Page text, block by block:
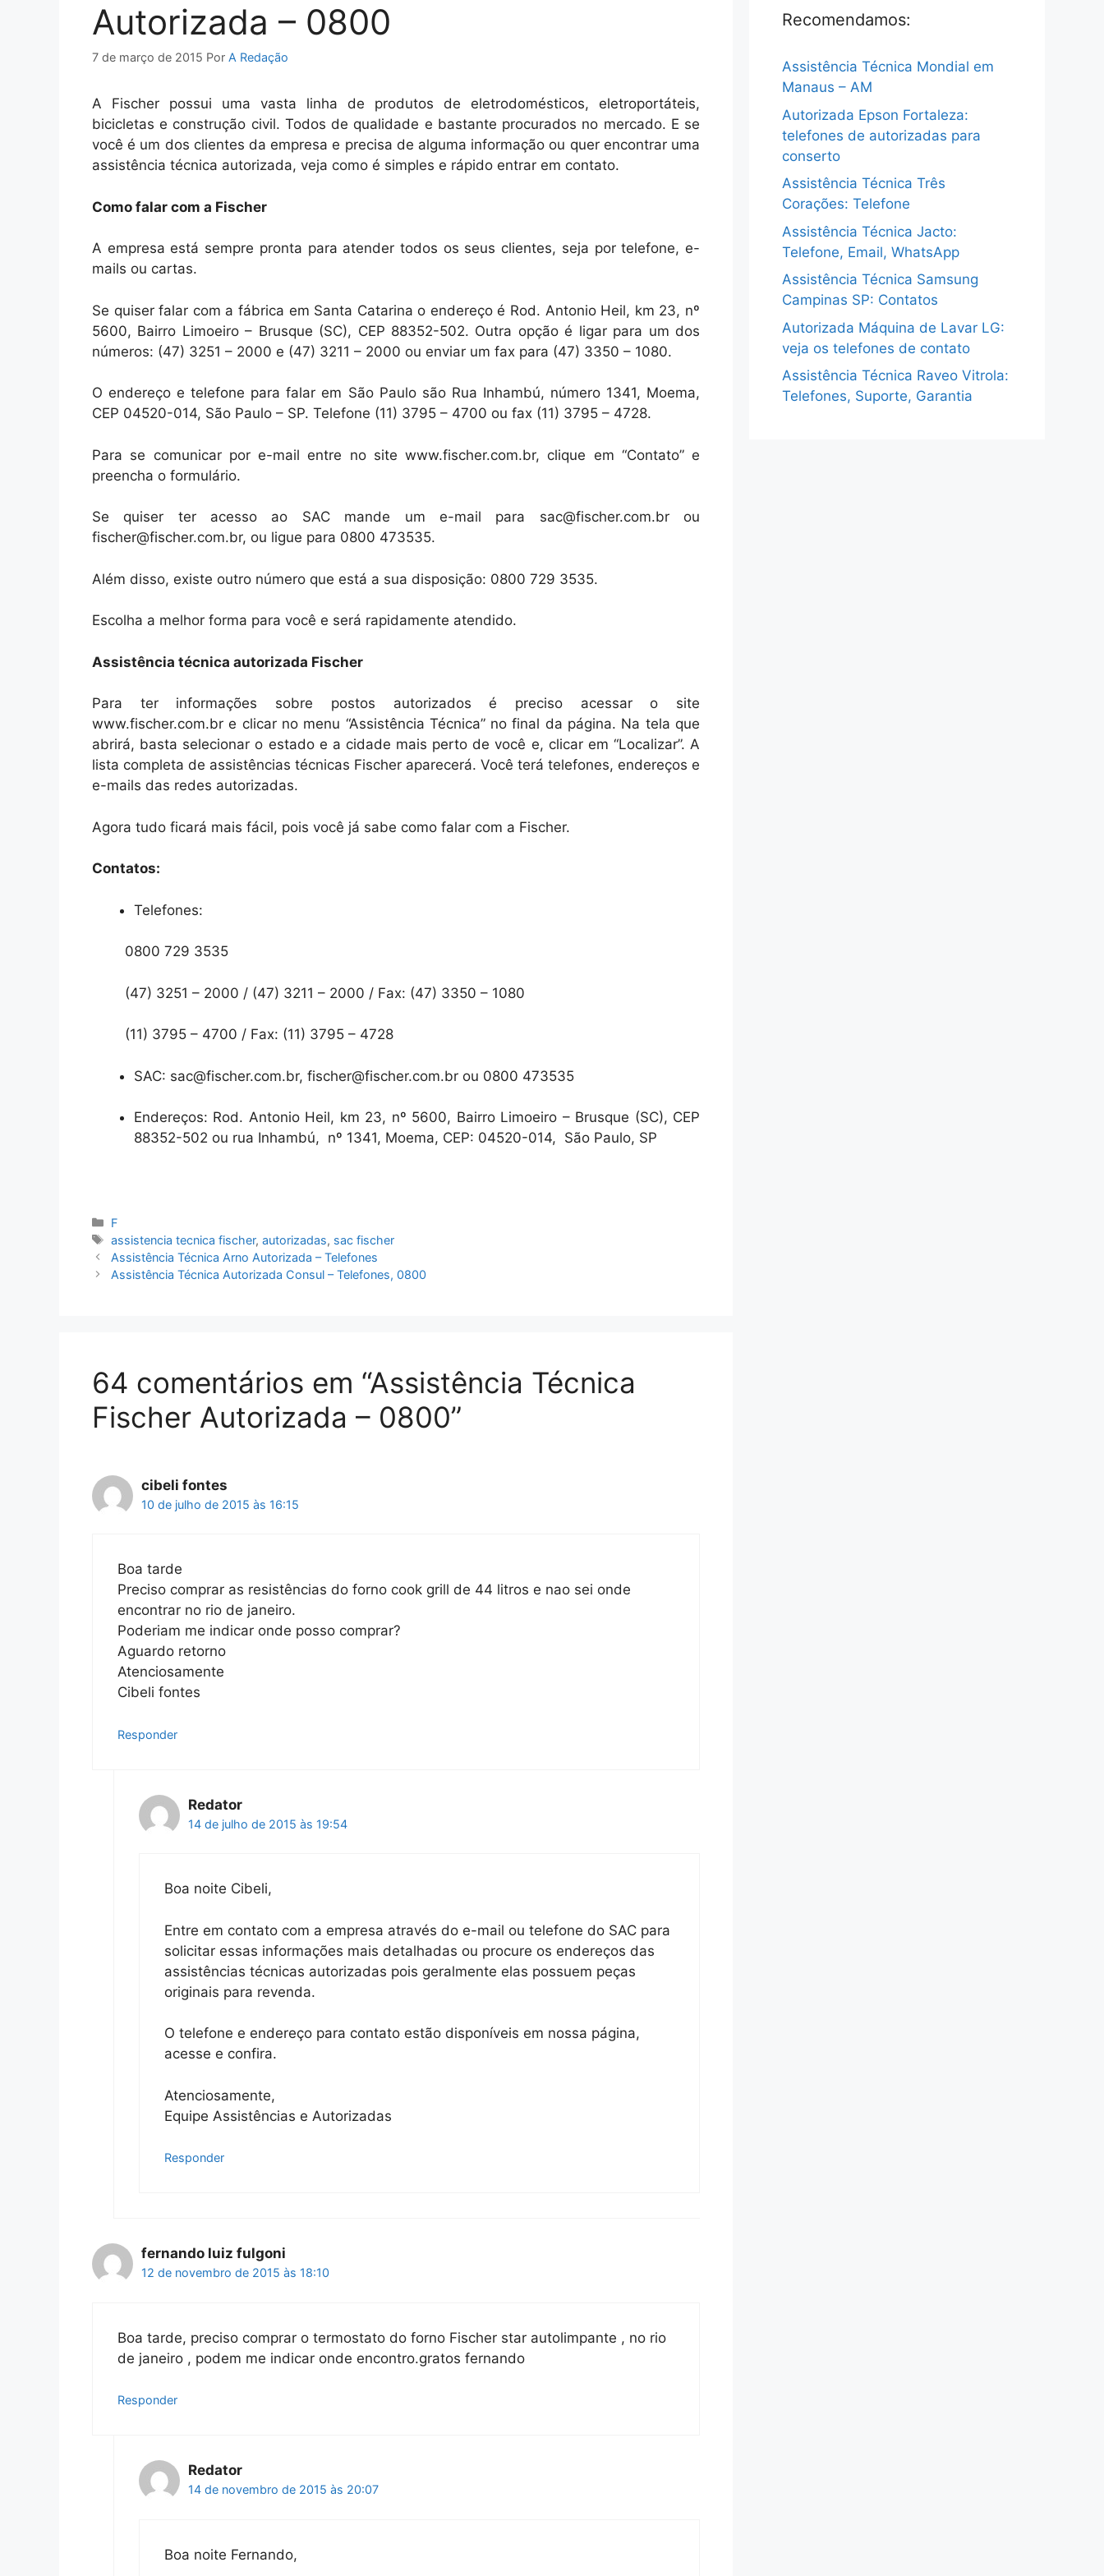
Autorizada – 0800
7 de março de 2015 Por A Redação
A Fischer possui uma vasta linha de produtos de eletrodomésticos, eletroportáteis,
bicicletas e construção civil. Todos de qualidade e bastante procurados no mercado. E se
você é um dos clientes da empresa e precisa de alguma informação ou quer encontrar uma
assistência técnica autorizada, veja como é simples e rápido entrar em contato.
Como falar com a Fischer
A empresa está sempre pronta para atender todos os seus clientes, seja por telefone, e-
mails ou cartas.
Se quiser falar com a fábrica em Santa Catarina o endereço é Rod. Antonio Heil, km 23, nº
5600, Bairro Limoeiro – Brusque (SC), CEP 88352-502. Outra opção é ligar para um dos
números: (47) 3251 – 2000 e (47) 3211 – 2000 ou enviar um fax para (47) 3350 – 1080.
O endereço e telefone para falar em São Paulo são Rua Inhambú, número 1341, Moema,
CEP 04520-014, São Paulo – SP. Telefone (11) 3795 – 4700 ou fax (11) 3795 – 4728.
Para se comunicar por e-mail entre no site www.fischer.com.br, clique em “Contato” e
preencha o formulário.
Se quiser ter acesso ao SAC mande um e-mail para sac@fischer.com.br ou
fischer@fischer.com.br, ou ligue para 0800 473535.
Além disso, existe outro número que está a sua disposição: 0800 729 3535.
Escolha a melhor forma para você e será rapidamente atendido.
Assistência técnica autorizada Fischer
Para ter informações sobre postos autorizados é preciso acessar o site
www.fischer.com.br e clicar no menu “Assistência Técnica” no final da página. Na tela que
abrirá, basta selecionar o estado e a cidade mais perto de você e, clicar em “Localizar”. A
lista completa de assistências técnicas Fischer aparecerá. Você terá telefones, endereços e
e-mails das redes autorizadas.
Agora tudo ficará mais fácil, pois você já sabe como falar com a Fischer.
Contatos:
Telefones:
0800 729 3535
(47) 3251 – 2000 / (47) 3211 – 2000 / Fax: (47) 3350 – 1080
(11) 3795 – 4700 / Fax: (11) 3795 – 4728
SAC: sac@fischer.com.br, fischer@fischer.com.br ou 0800 473535
Endereços: Rod. Antonio Heil, km 23, nº 5600, Bairro Limoeiro – Brusque (SC), CEP
88352-502 ou rua Inhambú, nº 1341, Moema, CEP: 04520-014, São Paulo, SP
Categorias
F
Tags
assistencia tecnica fischer,autorizadas, sac fischer
Assistência Técnica Arno Autorizada – Telefones
Assistência Técnica Autorizada Consul – Telefones, 0800
64 comentários em “Assistência Técnica
Fischer Autorizada – 0800”
cibeli fontes
10 de julho de 2015 às 16:15
Boa tarde
Preciso comprar as resistências do forno cook grill de 44 litros e nao sei onde
encontrar no rio de janeiro.
Poderiam me indicar onde posso comprar?
Aguardo retorno
Atenciosamente
Cibeli fontes
Responder
Redator
14 de julho de 2015 às 19:54
Boa noite Cibeli,
Entre em contato com a empresa através do e-mail ou telefone do SAC para
solicitar essas informações mais detalhadas ou procure os endereços das
assistências técnicas autorizadas pois geralmente elas possuem peças
originais para revenda.
O telefone e endereço para contato estão disponíveis em nossa página,
acesse e confira.
Atenciosamente,
Equipe Assistências e Autorizadas
Responder
fernando luiz fulgoni
12 de novembro de 2015 às 18:10
Boa tarde, preciso comprar o termostato do forno Fischer star autolimpante , no rio
de janeiro , podem me indicar onde encontro.gratos fernando
Responder
Redator
14 de novembro de 2015 às 20:07
Boa noite Fernando,
Recomendamos:
Assistência Técnica Mondial em
Manaus – AM
Autorizada Epson Fortaleza:
telefones de autorizadas para
conserto
Assistência Técnica Três
Corações: Telefone
Assistência Técnica Jacto:
Telefone, Email, WhatsApp
Assistência Técnica Samsung
Campinas SP: Contatos
Autorizada Máquina de Lavar LG:
veja os telefones de contato
Assistência Técnica Raveo Vitrola:
Telefones, Suporte, Garantia